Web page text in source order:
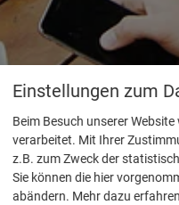
Einstellungen zum
Beim Besuch unserer
verarbeitet. Mit Ihrer
z.B. zum Zweck der
Sie können die hier
abändern. Mehr dazu